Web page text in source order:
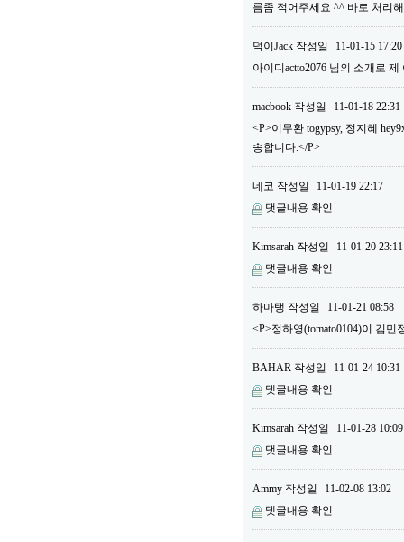
름좀 적어주세요 ^^ 바로 처리
덕이Jack 작성일
11-01-15 17:20
아이디actto2076 님의 소개로
macbook 작성일
11-01-18 22:31
<P>이무환 togypsy, 정지혜
송합니다.</P>
네코 작성일
11-01-19 22:17
댓글내용 확인
Kimsarah 작성일
11-01-20 23:11
댓글내용 확인
하마탱 작성일
11-01-21 08:58
<P>정하영(tomato0104)이 김
BAHAR 작성일
11-01-24 10:31
댓글내용 확인
Kimsarah 작성일
11-01-28 10:09
댓글내용 확인
Ammy 작성일
11-02-08 13:02
댓글내용 확인